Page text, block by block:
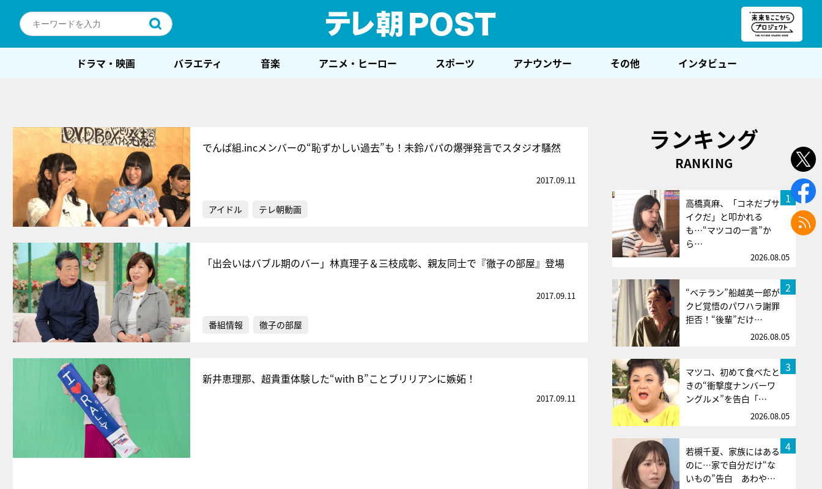
ドラマ・映画 バラエティ 音楽 アニメ・ヒーロー スポーツ アナウンサー その他 インタビュー
でんぱ組.incメンバーの“恥ずかしい過去”も！未鈴パパの爆弾発言でスタジオ騒然
2017.09.11
アイドル テレ朝動画
「出会いはバブル期のバー」林真理子＆三枝成彰、親友同士で『徹子の部屋』登場
2017.09.11
番組情報 徹子の部屋
新井恵理那、超貴重体験した“with B”ことブリリアンに嫉妬！
2017.09.11
ランキング
RANKING
1
高橋真麻、「コネだブサ
イクだ」と叩かれる
も…“マツコの一言”か
ら…
2026.08.05
2
“ベテラン”船越英一郎が
クビ覚悟のパワハラ謝罪
拒否！“後輩”だけ…
2026.08.05
3
マツコ、初めて食べたと
きの“衝撃度ナンバーワ
ングルメ”を告白「…
2026.08.05
4
若槻千夏、家族にはある
のに…家で自分だけ“な
いもの”告白 あわや…